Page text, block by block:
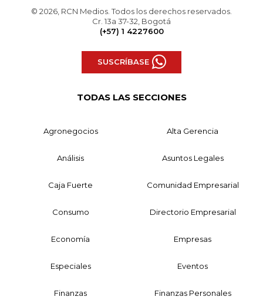
© 2026, RCN Medios. Todos los derechos reservados.
Cr. 13a 37-32, Bogotá
(+57) 1 4227600
SUSCRÍBASE
TODAS LAS SECCIONES
Agronegocios Alta Gerencia
Análisis Asuntos Legales
Caja Fuerte Comunidad Empresarial
Consumo Directorio Empresarial
Economía Empresas
Especiales Eventos
Finanzas Finanzas Personales